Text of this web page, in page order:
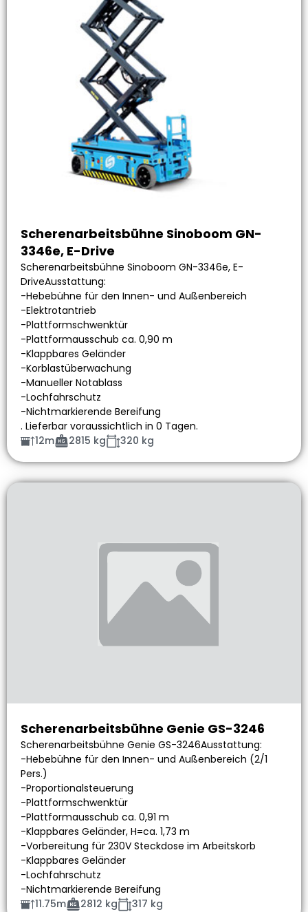
Scherenarbeitsbühne Sinoboom GN-
3346e, E-Drive
Scherenarbeitsbühne Sinoboom GN-3346e, E-
DriveAusstattung:
-Hebebühne für den Innen- und Außenbereich
-Elektrotantrieb
-Plattformschwenktür
-Plattformausschub ca. 0,90 m
-Klappbares Geländer
-Korblastüberwachung
-Manueller Notablass
-Lochfahrschutz
-Nichtmarkierende Bereifung
. Lieferbar voraussichtlich in 0 Tagen.
12m
2815 kg 320 kg
Scherenarbeitsbühne Genie GS-3246
Scherenarbeitsbühne Genie GS-3246Ausstattung:
-Hebebühne für den Innen- und Außenbereich (2/1
Pers.)
-Proportionalsteuerung
-Plattformschwenktür
-Plattformausschub ca. 0,91 m
-Klappbares Geländer, H=ca. 1,73 m
-Vorbereitung für 230V Steckdose im Arbeitskorb
-Klappbares Geländer
-Lochfahrschutz
-Nichtmarkierende Bereifung
11.75m
2812 kg 317 kg